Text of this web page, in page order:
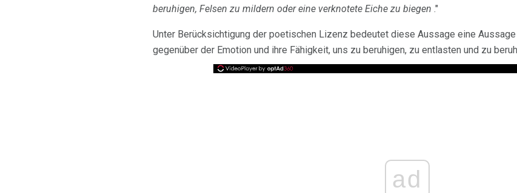
beruhigen, Felsen zu mildern oder eine verknotete Eiche zu biegen ."
Unter Berücksichtigung der poetischen Lizenz bedeutet diese Aussage eine
gegenüber der Emotion und ihre Fähigkeit, uns zu beruhigen, zu entlasten und zu
ad